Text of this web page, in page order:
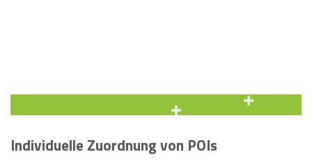
Individuelle Zuordnung von POIs